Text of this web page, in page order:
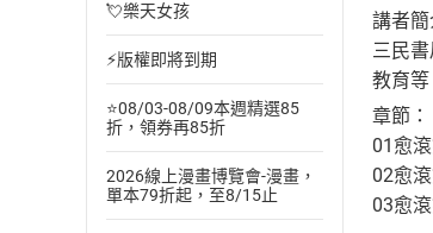
💘樂天女孩
⚡版權即將到期
⭐08/03-08/09本週精選85
折，領券再85折
2026線上漫畫博覽會-漫畫，
單本79折起，至8/15止
講者簡
三民
教育等
章節：
01愈
02愈
03愈